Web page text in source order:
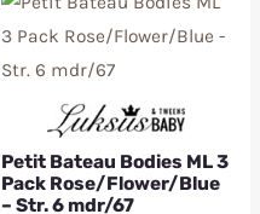
Petit Bateau Bodies ML 3
Pack Rose/Flower/Blue
– Str. 6 mdr/67